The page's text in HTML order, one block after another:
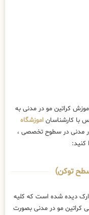
کراتین مو در مدنی به
با کارشناسان اموزشگاه
مدنی در سطوح تخصصی ،
کنید:
(سطح توکن)
دیده شده است که کلیه
کراتین مو در مدنی بصورت